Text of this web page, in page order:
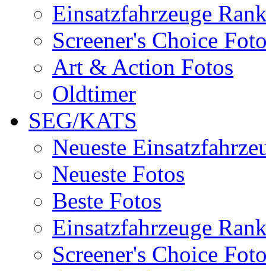
Einsatzfahrzeuge
Screener's Choice
Art & Action Fotos
Oldtimer
SEG/KATS
Neueste
Neueste Fotos
Beste Fotos
Einsatzfahrzeuge
Screener's Choice